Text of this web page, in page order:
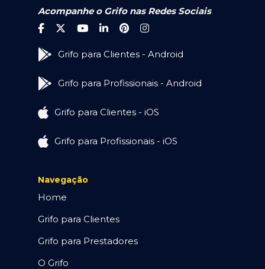
Acompanhe o Grifo nas Redes Sociais
Grifo para Clientes - Android
Grifo para Profissionais - Android
Grifo para Clientes - iOS
Grifo para Profissionais - iOS
Navegação
Home
Grifo para Clientes
Grifo para Prestadores
O Grifo